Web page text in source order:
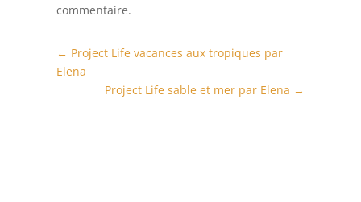
commentaire.
← Project Life vacances aux tropiques par
Elena
Project Life sable et mer par Elena →